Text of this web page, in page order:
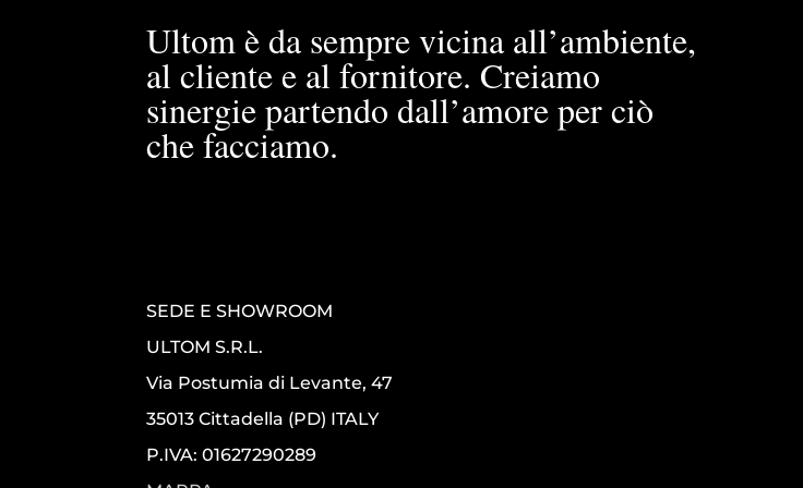
Ultom è da sempre vicina all’ambiente,
al cliente e al fornitore. Creiamo
sinergie partendo dall’amore per ciò
che facciamo.
SEDE E SHOWROOM
ULTOM S.R.L.
Via Postumia di Levante, 47
35013 Cittadella (PD) ITALY
P.IVA: 01627290289